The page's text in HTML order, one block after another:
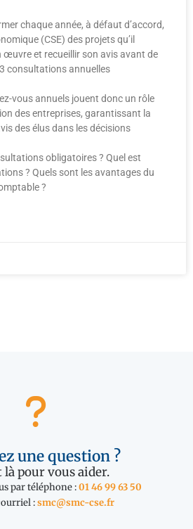
chaque année, à défaut d’accord,
(CSE) des projets qu’il
œuvre et recueillir son avis avant de
consultations annuelles
vous annuels jouent donc un rôle
des entreprises, garantissant la
des élus dans les décisions
obligatoires ? Quel est
? Quels sont les avantages du
?
une question ?
là pour vous aider.
par téléphone :01 46 99 63 50
:smc@smc-cse.fr